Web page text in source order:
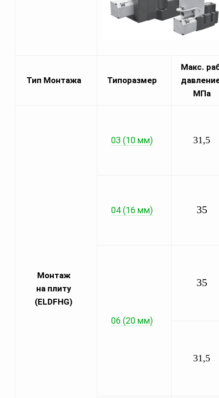
Тип Монтажа Типоразмер
Макс.
МПа
Монтаж
на плиту
(ELDFHG)
03 (10 мм) 31,5
04 (16 мм) 35
06 (20 мм)
35
31,5